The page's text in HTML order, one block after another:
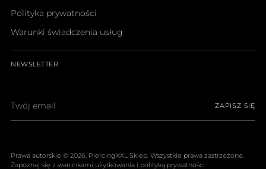
Polityka prywatności
Warunki świadczenia usług
NEWSLETTER
email
ZAPISZ SIĘ
Prawa autorskie © 2026, PiercingXXL Sklep. Wszystkie prawa zastrzeżone.
Zapoznaj się z warunkami użytkowania i polityką prywatności.